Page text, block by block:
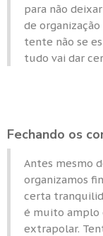
para não
de
tente não se
tudo vai dar
Fechando os
Antes mesmo
organizamos
certa
é muito amplo
extrapolar.